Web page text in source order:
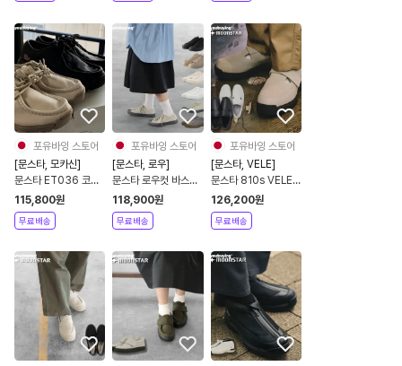
포유바잉 스토어
[문스타, 모카신]
문스타 ET036 코뮤
트 모카신 슬립온
115,800원
무료배송
포유바잉 스토어
[문스타, 로우]
문스타 로우컷 바스켓
볼 스니커즈
118,900원
무료배송
포유바잉 스토어
[문스타, VELE]
문스타 810s VELE
스트랩 캔버스 스니커
즈
126,200원
무료배송